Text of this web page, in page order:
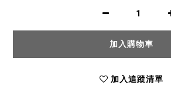
加入購物車
加入追蹤清單